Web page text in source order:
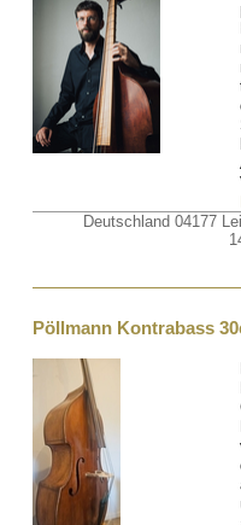
Deutschland 04177
Pöllmann Kontrabass